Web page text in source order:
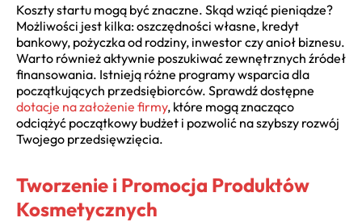
Koszty startu mogą być znaczne. Skąd wziąć pieniądze?
Możliwości jest kilka: oszczędności własne, kredyt
bankowy, pożyczka od rodziny, inwestor czy anioł biznesu.
Warto również aktywnie poszukiwać zewnętrznych źródeł
finansowania. Istnieją różne programy wsparcia dla
początkujących przedsiębiorców. Sprawdź dostępne
dotacje na założenie firmy, które mogą znacząco
odciążyć początkowy budżet i pozwolić na szybszy rozwój
Twojego przedsięwzięcia.
Tworzenie i Promocja Produktów
Kosmetycznych